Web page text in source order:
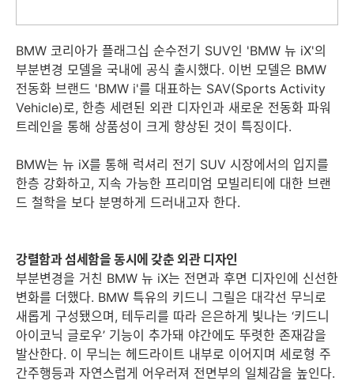
BMW 코리아가 플래그십 순수전기 SUV인 'BMW 뉴 iX'의
부분변경 모델을 국내에 공식 출시했다. 이번 모델은 BMW
전동화 브랜드 'BMW i'를 대표하는 SAV(Sports Activity
Vehicle)로, 한층 세련된 외관 디자인과 새로운 전동화 파워
트레인을 통해 상품성이 크게 향상된 것이 특징이다.
BMW는 뉴 iX를 통해 럭셔리 전기 SUV 시장에서의 입지를
한층 강화하고, 지속 가능한 프리미엄 모빌리티에 대한 브랜
드 철학을 보다 분명하게 드러내고자 한다.
강렬함과 섬세함을 동시에 갖춘 외관 디자인
부분변경을 거친 BMW 뉴 iX는 전면과 후면 디자인에 신선한
변화를 더했다. BMW 특유의 키드니 그릴은 대각선 무늬로
새롭게 구성됐으며, 테두리를 따라 은은하게 빛나는 ‘키드니
아이코닉 글로우’ 기능이 추가돼 야간에도 뚜렷한 존재감을
발산한다. 이 무늬는 헤드라이트 내부로 이어지며 세로형 주
간주행등과 자연스럽게 어우러져 전면부의 일체감을 높인다.
세부정보 열기/접기